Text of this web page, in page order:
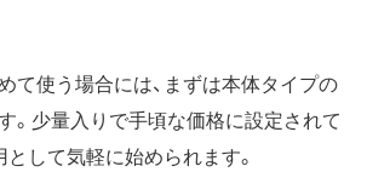
て使う場合には、まずは本体タイプの
。少量入りで手頃な価格に設定されて
として気軽に始められます。